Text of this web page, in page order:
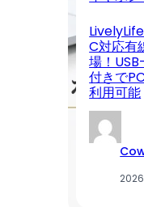
C対応有
場！
付きで
利用可能